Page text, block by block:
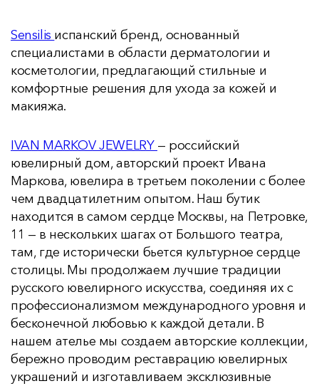
Sensilis испанский бренд, основанный
специалистами в области дерматологии и
косметологии, предлагающий стильные и
комфортные решения для ухода за кожей и
макияжа.
IVAN MARKOV JEWELRY — российский
ювелирный дом, авторский проект Ивана
Маркова, ювелира в третьем поколении с более
чем двадцатилетним опытом. Наш бутик
находится в самом сердце Москвы, на Петровке,
11 — в нескольких шагах от Большого театра,
там, где исторически бьется культурное сердце
столицы. Мы продолжаем лучшие традиции
русского ювелирного искусства, соединяя их с
профессионализмом международного уровня и
бесконечной любовью к каждой детали. В
нашем ателье мы создаем авторские коллекции,
бережно проводим реставрацию ювелирных
украшений и изготавливаем эксклюзивные